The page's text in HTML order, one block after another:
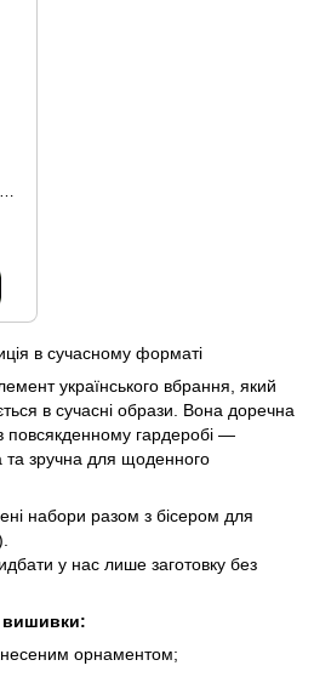
в сучасному форматі
українського вбрання, який
в сучасні образи. Вона доречна
в повсякденному гардеробі —
та зручна для щоденного
набори разом з бісером для
у нас лише заготовку без
вишивки:
орнаментом;